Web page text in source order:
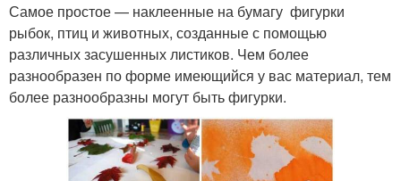
Самое простое — наклеенные на бумагу фигурки
рыбок, птиц и животных, созданные с помощью
различных засушенных листиков. Чем более
разнообразен по форме имеющийся у вас материал, тем
более разнообразны могут быть фигурки.